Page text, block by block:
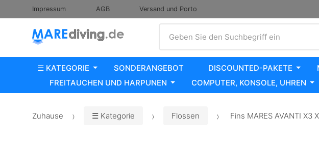
Impressum AGB Versand und Porto
Geben Sie den Suchbegriff ein
☰ KATEGORIE SONDERANGEBOT DISCOUNTED-PAKETE
FREITAUCHEN UND HARPUNEN
COMPUTER, KONSOLE, UHREN
Zuhause ☰ Kategorie Flossen Fins MARES AVANTI